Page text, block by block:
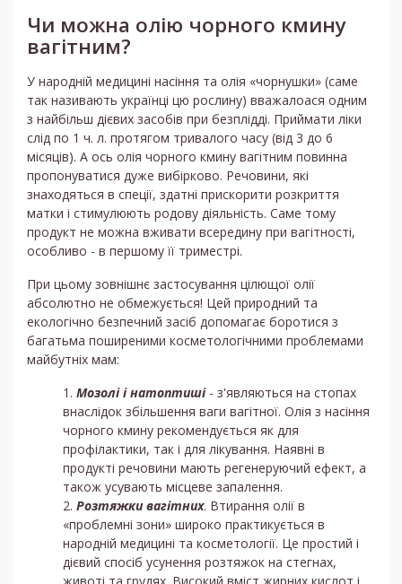
Чи можна олію чорного кмину
вагітним?
У народній медицині насіння та олія «чорнушки» (саме
так називають українці цю рослину) вважалоася одним
з найбільш дієвих засобів при безплідді. Приймати ліки
слід по 1 ч. л. протягом тривалого часу (від 3 до 6
місяців). А ось олія чорного кмину вагітним повинна
пропонуватися дуже вибірково. Речовини, які
знаходяться в спеції, здатні прискорити розкриття
матки і стимулюють родову діяльність. Саме тому
продукт не можна вживати всередину при вагітності,
особливо - в першому її триместрі.
При цьому зовнішнє застосування цілющої олії
абсолютно не обмежується! Цей природний та
екологічно безпечний засіб допомагає боротися з
багатьма поширеними косметологічними проблемами
майбутніх мам:
Мозолі і натоптиші- з'являються на стопах
внаслідок збільшення ваги вагітної. Олія з насіння
чорного кмину рекомендується як для
профілактики, так і для лікування. Наявні в
продукті речовини мають регенеруючий ефект, а
також усувають місцеве запалення.
Розтяжки вагітних. Втирання олії в
«проблемні зони» широко практикується в
народній медицині та косметології. Це простий і
дієвий спосіб усунення розтяжок на стегнах,
животі та грудях. Високий вміст жирних кислот і